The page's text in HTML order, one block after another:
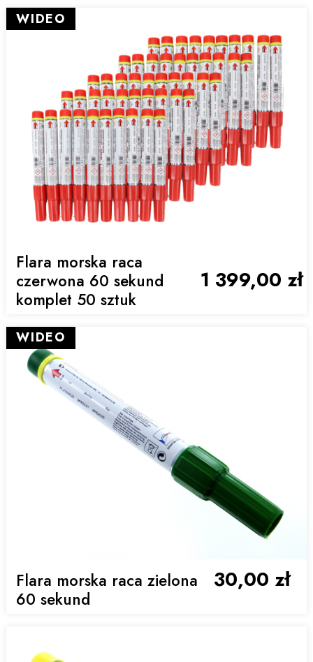
Flara morska raca
czerwona 60 sekund
komplet 50 sztuk
1 399,00 zł
WIDEO
Flara morska raca zielona
60 sekund
30,00 zł
WIDEO